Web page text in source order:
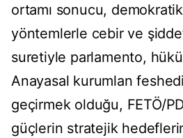
ortamı sonucu,
yöntemlerle cebir ve
suretiyle parlamento,
Anayasal kurumlan
geçirmek olduğu, FETÖ/
güçlerin stratejik